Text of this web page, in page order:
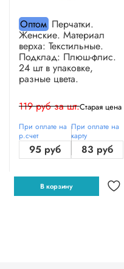
ОптомПерчатки.
Женские. Материал
верха: Текстильные.
Подклад: Плюш-флис.
24 шт в упаковке,
разные цвета.
119 руб за шт.Старая цена
При оплате на
р.счет
95 руб
При оплате на
карту
83 руб
В корзину